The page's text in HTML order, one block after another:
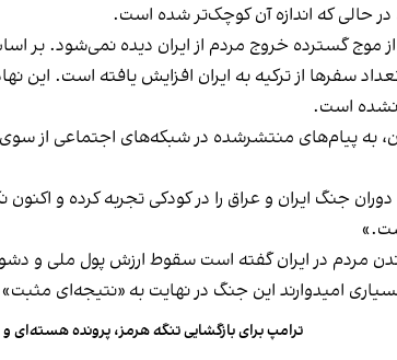
حالی که اندازه آن کوچک‌تر شده است.
موج گسترده خروج مردم از ایران دیده نمی‌شود. بر
سفرها از ترکیه به ایران افزایش یافته است. این
نشده است.
به پیام‌های منتشرشده در شبکه‌های اجتماعی از
جنگ ایران و عراق را در کودکی تجربه کرده و
مردم در ایران گفته است سقوط ارزش پول ملی و
امیدوارند این جنگ در نهایت به «نتیجه‌ای
ترامپ برای بازگشایی تنگه هرمز، پرونده هسته‌ای